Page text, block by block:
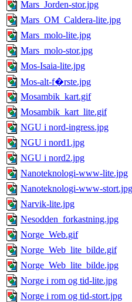
Mars_Jorden-stor.jpg
Mars_OM_Caldera-lite.jpg
Mars_molo-lite.jpg
Mars_molo-stor.jpg
Mos-Isaia-lite.jpg
Mos-alt-f�rste.jpg
Mosambik_kart.gif
Mosambik_kart_lite.gif
NGU i nord-ingress.jpg
NGU i nord1.jpg
NGU i nord2.jpg
Nanoteknologi-www-lite.jpg
Nanoteknologi-www-stort.jpg
Narvik-lite.jpg
Nesodden_forkastning.jpg
Norge_Web.gif
Norge_Web_lite_bilde.gif
Norge_Web_lite_bilde.jpg
Norge i rom og tid-lite.jpg
Norge i rom og tid-stort.jpg